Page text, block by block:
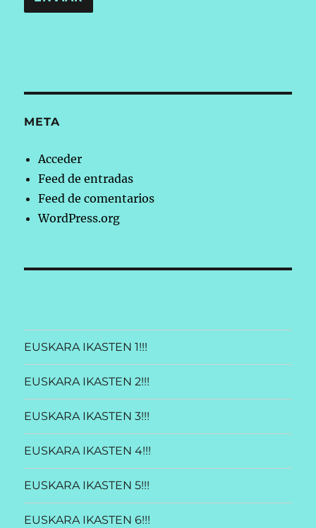
META
Acceder
Feed de entradas
Feed de comentarios
WordPress.org
EUSKARA IKASTEN 1!!!
EUSKARA IKASTEN 2!!!
EUSKARA IKASTEN 3!!!
EUSKARA IKASTEN 4!!!
EUSKARA IKASTEN 5!!!
EUSKARA IKASTEN 6!!!